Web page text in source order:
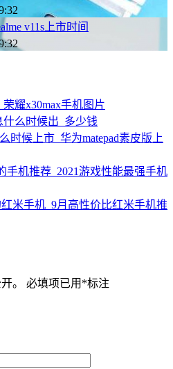
v11s上市时间
耀x30max手机图片
什么时候出_多少钱
时候上市_华为matepad素皮版上
手机推荐_2021游戏性能最强手机
米手机_9月高性价比红米手机推
。 必填项已用 *标注